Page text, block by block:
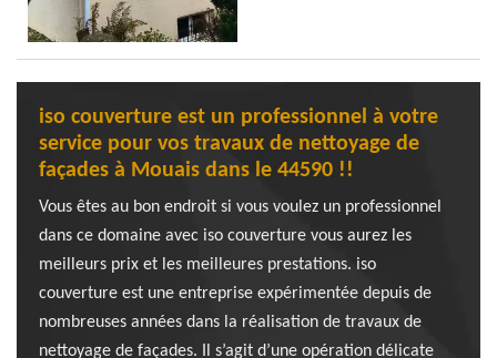
iso couverture est un professionnel à votre
service pour vos travaux de nettoyage de
façades à Mouais dans le 44590 !!
Vous êtes au bon endroit si vous voulez un professionnel
dans ce domaine avec iso couverture vous aurez les
meilleurs prix et les meilleures prestations. iso
couverture est une entreprise expérimentée depuis de
nombreuses années dans la réalisation de travaux de
nettoyage de façades. Il s’agit d’une opération délicate